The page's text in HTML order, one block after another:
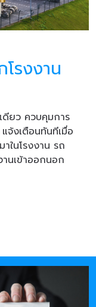
รงงาน
ดียว ควบคุมการ
จ้งเตือนทันทีเมื่อ
ในโรงงาน รถ
นเข้าออกนอก